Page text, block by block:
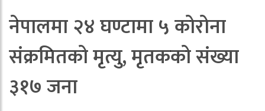
नेपालमा २४ घण्टामा ५ कोरोना
संक्रमितको मृत्यु, मृतकको संख्या
३१७ जना